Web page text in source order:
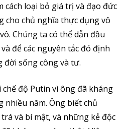
cách loại bỏ giá trị và đạo đức
cho chủ nghĩa thực dụng vô
Chúng ta có thể dẫn đầu
để các nguyên tắc đó định
đời sống công và tư.
chế độ Putin vì ông đã kháng
nhiều năm. Ông biết chủ
và bí mật, và những kẻ độc